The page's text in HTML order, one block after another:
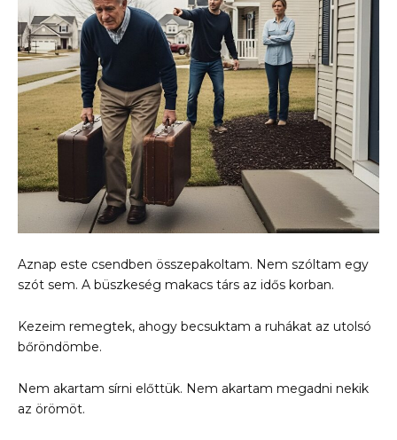
Aznap este csendben összepakoltam. Nem szóltam egy
szót sem. A büszkeség makacs társ az idős korban.
Kezeim remegtek, ahogy becsuktam a ruhákat az utolsó
bőröndömbe.
Nem akartam sírni előttük. Nem akartam megadni nekik
az örömöt.